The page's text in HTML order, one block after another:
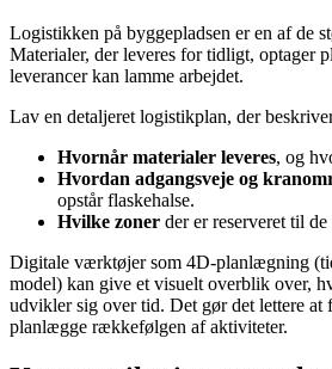
Logistikken på byggepladsen er en af de
Materialer, der leveres for tidligt, optager
leverancer kan lamme arbejdet.
Lav en detaljeret logistikplan, der
Hvornår materialer leveres, og
Hvordan adgangsveje og
opstår flaskehalse.
Hvilke zoner der er reserveret til
Digitale værktøjer som 4D-planlægning
model) kan give et visuelt overblik over,
udvikler sig over tid. Det gør det lettere at
planlægge rækkefølgen af aktiviteter.